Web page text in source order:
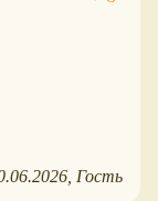
Гость